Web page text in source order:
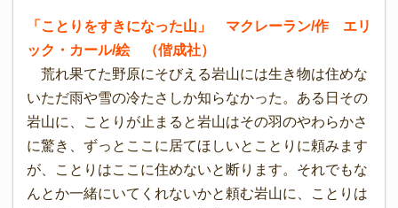
「ことりをすきになった山」 マクレーラン/作 エリ
ック・カール/絵 （偕成社）
荒れ果てた野原にそびえる岩山には生き物は住めな
いただ雨や雪の冷たさしか知らなかった。ある日その
岩山に、ことりが止まると岩山はその羽のやわらかさ
に驚き、ずっとここに居てほしいとことりに頼みます
が、ことりはここに住めないと断ります。それでもな
んとか一緒にいてくれないかと頼む岩山に、ことりは